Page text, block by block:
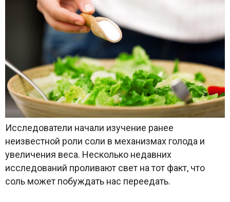
Исследователи начали изучение ранее
неизвестной роли соли в механизмах голода и
увеличения веса. Несколько недавних
исследований проливают свет на тот факт, что
соль может побуждать нас переедать.